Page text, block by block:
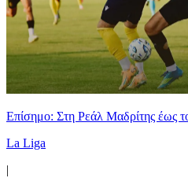
Επίσημο: Στη Ρεάλ Μαδρίτης έως
La Liga
|